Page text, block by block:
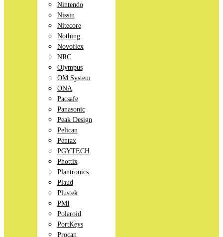
Nintendo
Nissin
Nitecore
Nothing
Novoflex
NRC
Olympus
OM System
ONA
Pacsafe
Panasonic
Peak Design
Pelican
Pentax
PGYTECH
Phottix
Plantronics
Plaud
Plustek
PMI
Polaroid
PortKeys
Procan